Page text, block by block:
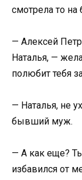
смотрела то на
— Алексей
Наталья, —
полюбит тебя
— Наталья, не
бывший муж.
— А как еще?
избавился от